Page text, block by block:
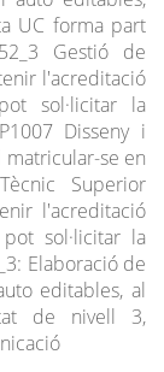
UC forma part
Gestió de
l'acreditació
sol·licitar la
Disseny i
se en
Superior
l'acreditació
sol·licitar la
Elaboració de
editables, al
de nivell 3,